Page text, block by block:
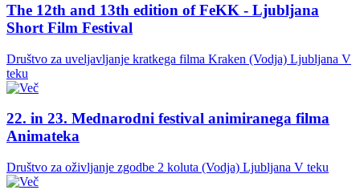
The 12th and 13th edition of FeKK - Ljubljana
Short Film Festival
Društvo za uveljavljanje kratkega filma Kraken (Vodja) Ljubljana V
teku
22. in 23. Mednarodni festival animiranega filma
Animateka
Društvo za oživljanje zgodbe 2 koluta (Vodja) Ljubljana V teku